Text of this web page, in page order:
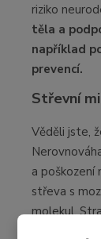
riziko
těla a
například
prevencí.
Střevní
Věděli jste,
a poškození
střeva s
molekul.